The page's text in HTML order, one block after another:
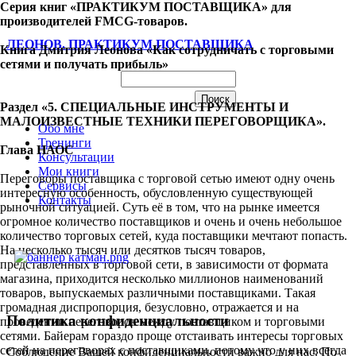
ЛЕОНОВ. ПРАКТИКУМ ПОСТАВЩИКА
Обо мне
Тренинги
Консультации
Мои книги
Сервисы
Контакты
Серия книг «ПРАКТИКУМ ПОСТАВЩИКА» для
производителей FMCG-товаров.
Книга Дмитрия Леонова «Как сотрудничать с торговыми
сетями и получать прибыль»
Раздел «5. СПЕЦИАЛЬНЫЕ ИНСТРУМЕНТЫ И
МАЛОИЗВЕСТНЫЕ ТЕХНИКИ ПЕРЕГОВОРЩИКА».
Глава НАОС
Переговоры поставщика с торговой сетью имеют одну очень
интересную особенность, обусловленную существующей
рыночной ситуацией. Суть её в том, что на рынке имеется
огромное количество поставщиков и очень и очень небольшое
количество торговых сетей, куда поставщики мечтают попасть.
На несколько тысяч или десятков тысяч товаров,
представленных в торговой сети, в зависимости от формата
магазина, приходится несколько миллионов наименований
товаров, выпускаемых различными поставщиками. Такая
громадная диспропорция, безусловно, отражается и на
проведении переговоров между поставщиком и торговыми
сетями. Байерам гораздо проще отстаивать интересы торговых
сетей на переговорах с поставщиками, потому что у них всегда
Политика конфиденциальности
Соблюдение Вашей конфиденциальности важно для нас. По